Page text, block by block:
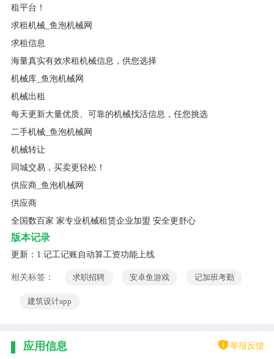
租平台！
求租机械_鱼泡机械网
求租信息
海量真实有效求租机械信息，供您选择
机械库_鱼泡机械网
机械出租
每天更新大量优质、可靠的机械找活信息，任您挑选
二手机械_鱼泡机械网
机械转让
同城交易，买卖更轻松！
供应商_鱼泡机械网
供应商
全国数百家 家专业机械租赁企业加盟 安全更舒心
版本记录
更新：1.记工记账自动算工资功能上线
相关标签： 求职招聘 安卓鱼游戏 记加班考勤
建筑设计app
应用信息 举报反馈